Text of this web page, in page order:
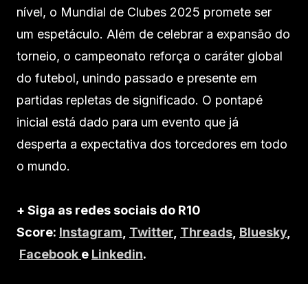
nível, o Mundial de Clubes 2025 promete ser
um espetáculo. Além de celebrar a expansão do
torneio, o campeonato reforça o caráter global
do futebol, unindo passado e presente em
partidas repletas de significado. O pontapé
inicial está dado para um evento que já
desperta a expectativa dos torcedores em todo
o mundo.
+ Siga as redes sociais do R10
Score: Instagram Twitter Threads Bluesky,
Facebook e Linkedin.